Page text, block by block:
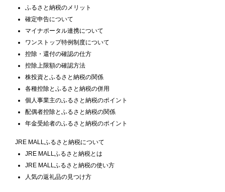
ふるさと納税のメリット
確定申告について
マイナポータル連携について
ワンストップ特例制度について
控除・還付の確認の仕方
控除上限額の確認方法
株投資とふるさと納税の関係
各種控除とふるさと納税の併用
個人事業主のふるさと納税のポイント
配偶者控除とふるさと納税の関係
年金受給者のふるさと納税のポイント
JRE MALLふるさと納税について
JRE MALLふるさと納税とは
JRE MALLふるさと納税の使い方
人気の返礼品の見つけ方